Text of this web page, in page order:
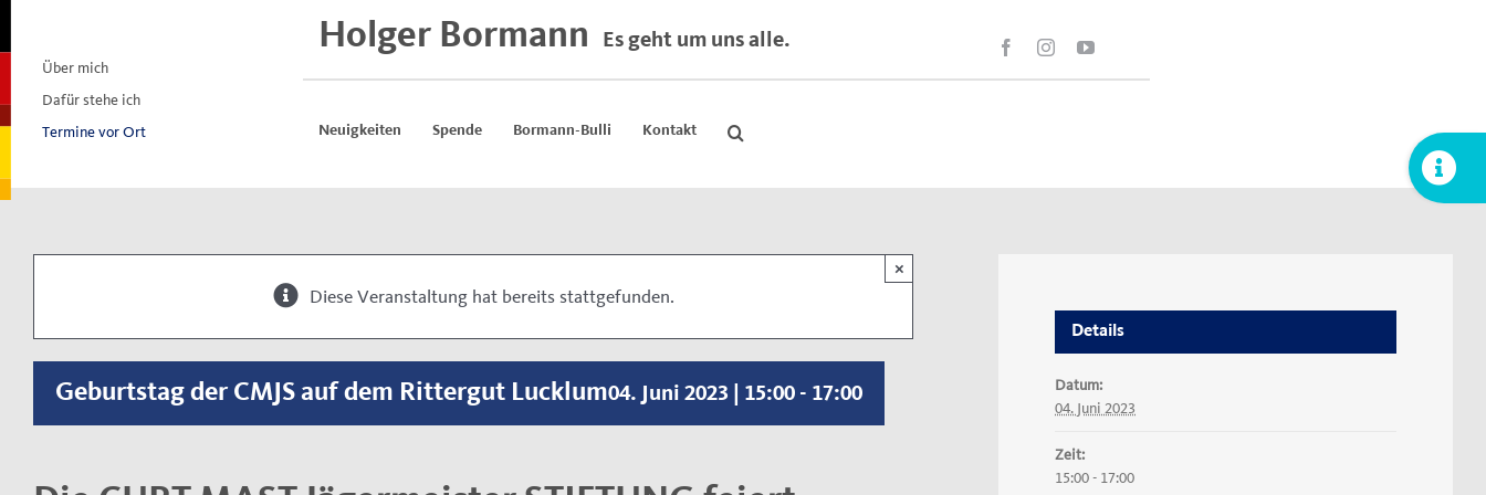
contentÜber mich
Dafür stehe ich
Termine vor Ort
Holger Bormann Es geht um uns alle.
Neuigkeiten Spende Bormann-Bulli Kontakt
Diese Veranstaltung hat bereits stattgefunden.
×
Geburtstag der CMJS auf dem Rittergut Lucklum04. Juni 2023 | 15:00 - 17:00
Details
Datum:
04. Juni 2023
Zeit:
15:00 - 17:00
Toggle
Sliding
Bar